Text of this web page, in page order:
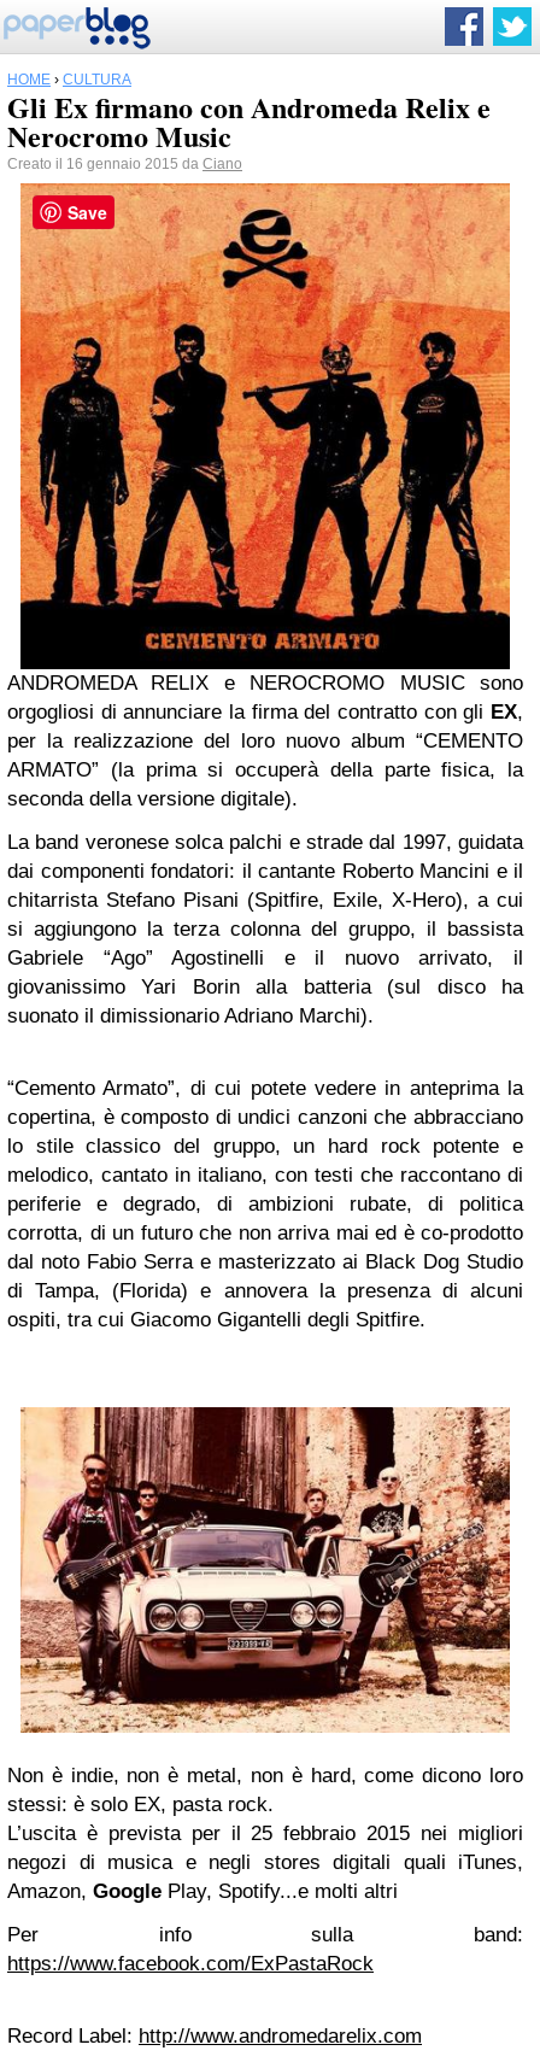
HOME › CULTURA
Gli Ex firmano con Andromeda Relix e
Nerocromo Music
Creato il 16 gennaio 2015 da Ciano
ANDROMEDA RELIX e NEROCROMO MUSIC sono
orgogliosi di annunciare la firma del contratto con gli EX,
per la realizzazione del loro nuovo album “CEMENTO
ARMATO” (la prima si occuperà della parte fisica, la
seconda della versione digitale).
La band veronese solca palchi e strade dal 1997, guidata
dai componenti fondatori: il cantante Roberto Mancini e il
chitarrista Stefano Pisani (Spitfire, Exile, X-Hero), a cui
si aggiungono la terza colonna del gruppo, il bassista
Gabriele “Ago” Agostinelli e il nuovo arrivato, il
giovanissimo Yari Borin alla batteria (sul disco ha
suonato il dimissionario Adriano Marchi).
“Cemento Armato”, di cui potete vedere in anteprima la
copertina, è composto di undici canzoni che abbracciano
lo stile classico del gruppo, un hard rock potente e
melodico, cantato in italiano, con testi che raccontano di
periferie e degrado, di ambizioni rubate, di politica
corrotta, di un futuro che non arriva mai ed è co-prodotto
dal noto Fabio Serra e masterizzato ai Black Dog Studio
di Tampa, (Florida) e annovera la presenza di alcuni
ospiti, tra cui Giacomo Gigantelli degli Spitfire.
Non è indie, non è metal, non è hard, come dicono loro
stessi: è solo EX, pasta rock.
L’uscita è prevista per il 25 febbraio 2015 nei migliori
negozi di musica e negli stores digitali quali iTunes,
Amazon, Google Play, Spotify...e molti altri
Per info sulla band:
https://www.facebook.com/ExPastaRock
Record Label: http://www.andromedarelix.com
Save